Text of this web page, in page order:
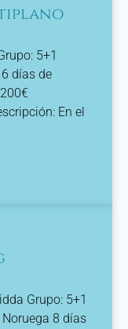
5+1
días de
En el
Grupo: 5+1
8 días